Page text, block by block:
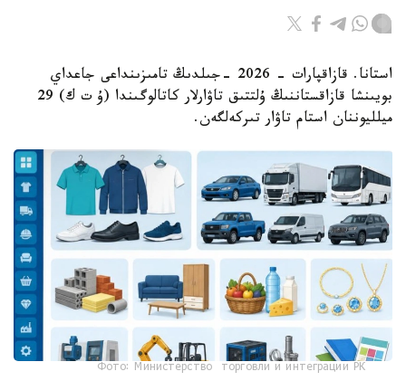
استانا. قازاقپارات - 2026 -جىلدىڭ تامىزىنداعى جاعداي
بويىنشا قازاقستاننىڭ ۇلتتىق تاۋارلار كاتالوگىندا (ۇ ت ك) 29
ميلليوننان استام تاۋار تىركەلگەن.
Фото: Министерство торговли и интеграции РК